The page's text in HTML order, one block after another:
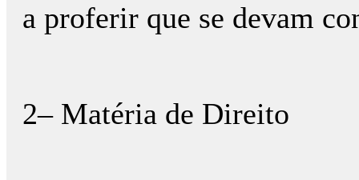
a proferir que se devam
2– Matéria de Direito